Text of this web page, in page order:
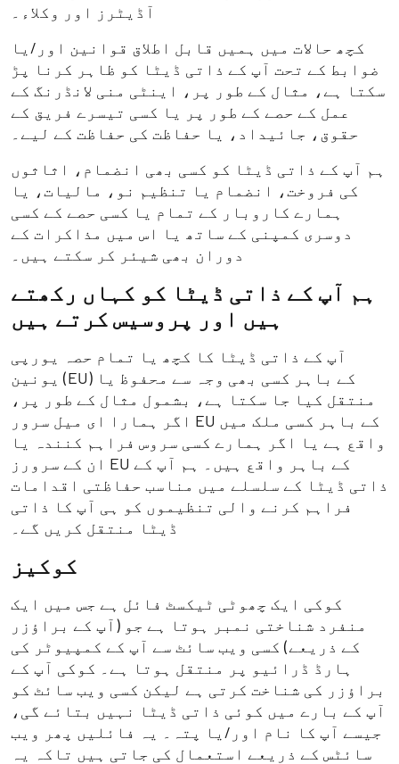
آڈیٹرز اور وکلاء۔
کچھ حالات میں ہمیں قابل اطلاق قوانین اور/یا
ضوابط کے تحت آپ کے ذاتی ڈیٹا کو ظاہر کرنا پڑ
سکتا ہے، مثال کے طور پر، اینٹی منی لانڈرنگ کے
عمل کے حصے کے طور پر یا کسی تیسرے فریق کے
حقوق، جائیداد، یا حفاظت کی حفاظت کے لیے۔
ہم آپ کے ذاتی ڈیٹا کو کسی بھی انضمام، اثاثوں
کی فروخت، انضمام یا تنظیم نو، مالیات، یا
ہمارے کاروبار کے تمام یا کسی حصے کے کسی
دوسری کمپنی کے ساتھ یا اس میں مذاکرات کے
دوران بھی شیئر کر سکتے ہیں۔
ہم آپ کے ذاتی ڈیٹا کو کہاں رکھتے
ہیں اور پروسیس کرتے ہیں
آپ کے ذاتی ڈیٹا کا کچھ یا تمام حصہ یورپی
یونین (EU) کے باہر کسی بھی وجہ سے محفوظ یا
منتقل کیا جا سکتا ہے، بشمول مثال کے طور پر،
اگر ہمارا ای میل سرور EU کے باہر کسی ملک میں
واقع ہے یا اگر ہمارے کسی سروس فراہم کنندہ یا
ان کے سرورز EU کے باہر واقع ہیں۔ ہم آپ کے
ذاتی ڈیٹا کے سلسلے میں مناسب حفاظتی اقدامات
فراہم کرنے والی تنظیموں کو ہی آپ کا ذاتی
ڈیٹا منتقل کریں گے۔
کوکیز
کوکی ایک چھوٹی ٹیکسٹ فائل ہے جس میں ایک
منفرد شناختی نمبر ہوتا ہے جو (آپ کے براؤزر
کے ذریعے) کسی ویب سائٹ سے آپ کے کمپیوٹر کی
ہارڈ ڈرائیو پر منتقل ہوتا ہے۔ کوکی آپ کے
براؤزر کی شناخت کرتی ہے لیکن کسی ویب سائٹ کو
آپ کے بارے میں کوئی ذاتی ڈیٹا نہیں بتائے گی،
جیسے آپ کا نام اور/یا پتہ۔ یہ فائلیں پھر ویب
سائٹس کے ذریعے استعمال کی جاتی ہیں تاکہ یہ